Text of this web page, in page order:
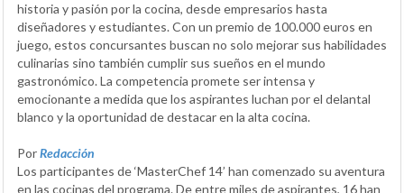
historia y pasión por la cocina, desde empresarios hasta
diseñadores y estudiantes. Con un premio de 100.000 euros en
juego, estos concursantes buscan no solo mejorar sus habilidades
culinarias sino también cumplir sus sueños en el mundo
gastronómico. La competencia promete ser intensa y
emocionante a medida que los aspirantes luchan por el delantal
blanco y la oportunidad de destacar en la alta cocina.
PorRedacción
Los participantes de ‘MasterChef 14’ han comenzado su aventura
en las cocinas del programa. De entre miles de aspirantes, 16 han